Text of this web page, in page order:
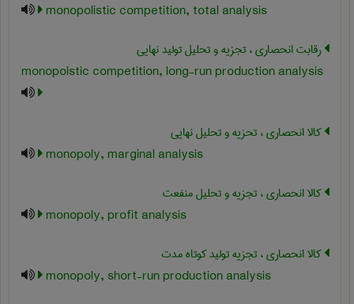
monopolistic competition, total analysis
رقابت انحصاری ، تجزیه و تحلیل تولید نهایی
monopolstic competition, long-run production analysis
کالا انحصاری ، تحزیه و تحلیل نهایی
monopoly, marginal analysis
کالا انحصاری ، تجزیه و تحلیل منفعت
monopoly, profit analysis
کالا انحصاری ، تجزیه تولید کوتاه مدت
monopoly, short-run production analysis